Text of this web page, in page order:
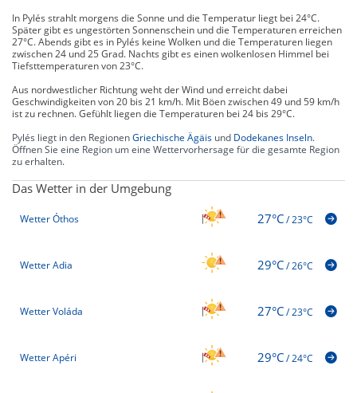
In Pylés strahlt morgens die Sonne und die Temperatur liegt bei 24°C.
Später gibt es ungestörten Sonnenschein und die Temperaturen erreichen
27°C. Abends gibt es in Pylés keine Wolken und die Temperaturen liegen
zwischen 24 und 25 Grad. Nachts gibt es einen wolkenlosen Himmel bei
Tiefsttemperaturen von 23°C.
Aus nordwestlicher Richtung weht der Wind und erreicht dabei
Geschwindigkeiten von 20 bis 21 km/h. Mit Böen zwischen 49 und 59 km/h
ist zu rechnen. Gefühlt liegen die Temperaturen bei 24 bis 29°C.
Pylés liegt in den RegionenGriechische Ägäis und Dodekanes Inseln.
Öffnen Sie eine Region um eine Wettervorhersage für die gesamte Region
zu erhalten.
Das Wetter in der Umgebung
Wetter Óthos 27°C/23°C
Wetter Adia 29°C/26°C
Wetter Voláda 27°C/23°C
Wetter Apéri 29°C/24°C